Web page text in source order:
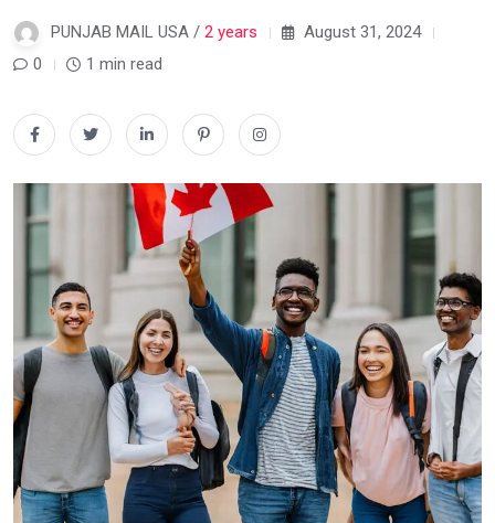
PUNJAB MAIL USA / 2 years
August 31, 2024
0
1 min read